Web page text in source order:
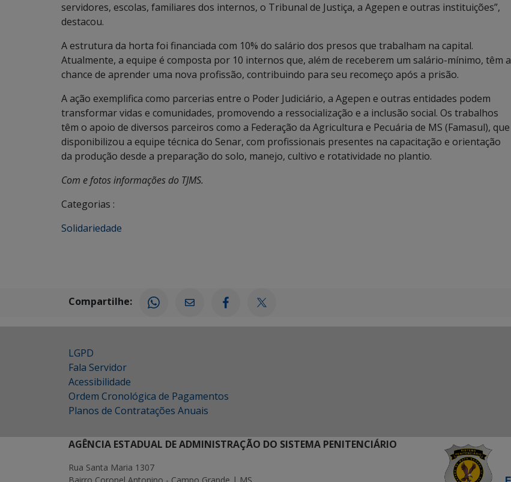
servidores, escolas, familiares dos internos, o Tribunal de Justiça, a Agepen e outras instituições”,
destacou.
A estrutura da horta foi financiada com 10% do salário dos presos que trabalham na capital.
Atualmente, a equipe é composta por 10 internos que, além de receberem um salário-mínimo, têm a
chance de aprender uma nova profissão, contribuindo para seu recomeço após a prisão.
A ação exemplifica como parcerias entre o Poder Judiciário, a Agepen e outras entidades podem
transformar vidas e comunidades, promovendo a ressocialização e a inclusão social. Os trabalhos
têm o apoio de diversos parceiros como a Federação da Agricultura e Pecuária de MS (Famasul), que
disponibilizou a equipe técnica do Senar, com profissionais presentes na capacitação e orientação
da produção desde a preparação do solo, manejo, cultivo e rotatividade no plantio.
Com e fotos informações do TJMS.
Categorias :
Solidariedade
Compartilhe:
LGPD
Fala Servidor
Acessibilidade
Ordem Cronológica de Pagamentos
Planos de Contratações Anuais
AGÊNCIA ESTADUAL DE ADMINISTRAÇÃO DO SISTEMA PENITENCIÁRIO
Rua Santa Maria 1307